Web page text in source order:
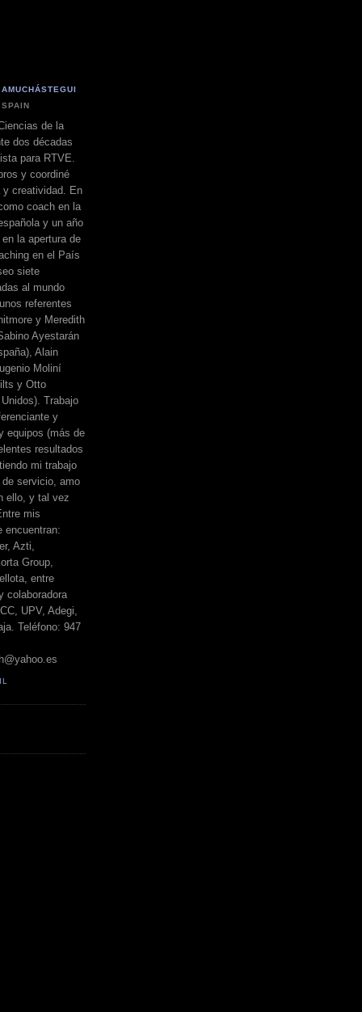
de la
dos décadas
para RTVE.
y coordiné
y creatividad. En
coach en la
y un año
la apertura de
en el País
siete
al mundo
referentes
y Meredith
Ayestarán
Alain
Moliní
y Otto
Trabajo
y
equipos (más de
resultados
mi trabajo
servicio, amo
ello, y tal vez
mis
encuentran:
Azti,
Group,
entre
colaboradora
UPV, Adegi,
Teléfono: 947